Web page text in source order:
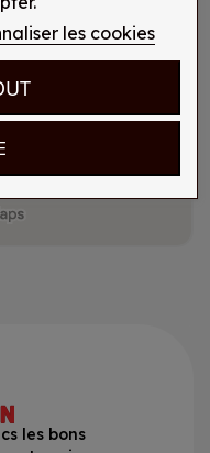
les cookies
les bons